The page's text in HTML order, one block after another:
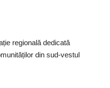
regională dedicată
din sud-vestul